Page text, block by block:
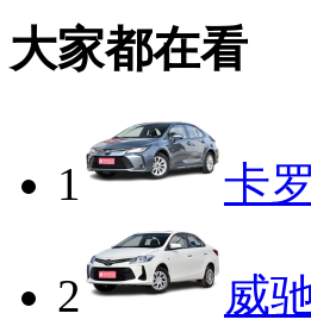
大家都在看
1 卡
2 威